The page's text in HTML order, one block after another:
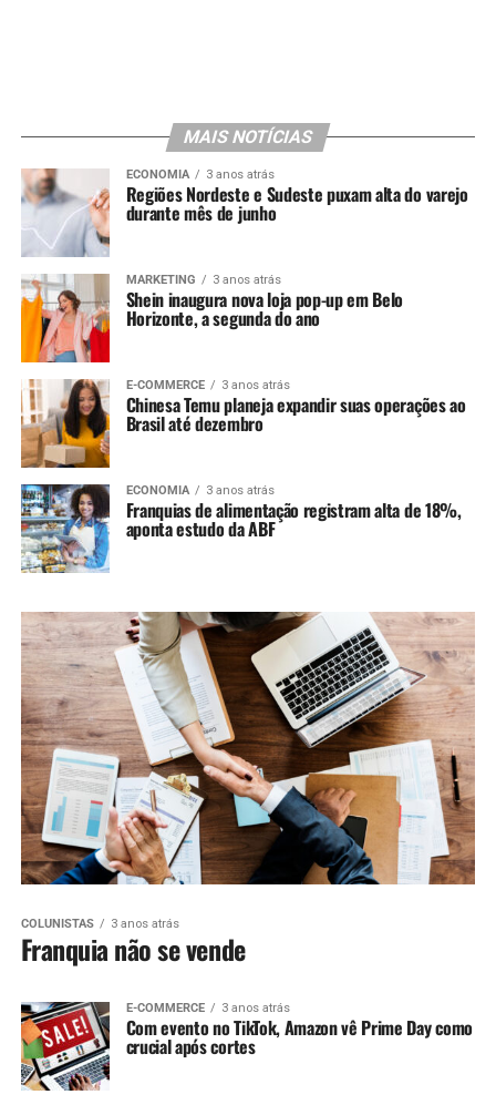
MAIS NOTÍCIAS
ECONOMIA 3 anos atrás
Regiões Nordeste e Sudeste puxam alta do varejo
durante mês de junho
MARKETING 3 anos atrás
Shein inaugura nova loja pop-up em Belo
Horizonte, a segunda do ano
E-COMMERCE 3 anos atrás
Chinesa Temu planeja expandir suas operações ao
Brasil até dezembro
ECONOMIA 3 anos atrás
Franquias de alimentação registram alta de 18%,
aponta estudo da ABF
COLUNISTAS 3 anos atrás
Franquia não se vende
E-COMMERCE 3 anos atrás
Com evento no TikTok, Amazon vê Prime Day como
crucial após cortes